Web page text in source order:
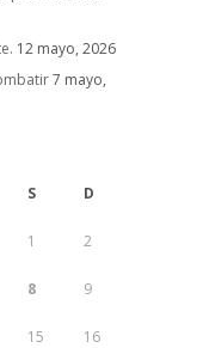
12 mayo, 2026
7 mayo,
S D
1 2
8 9
15 16